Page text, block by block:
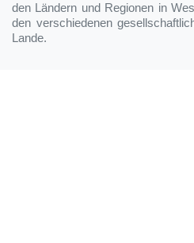
den Ländern und Regionen in
den verschiedenen
Lande.